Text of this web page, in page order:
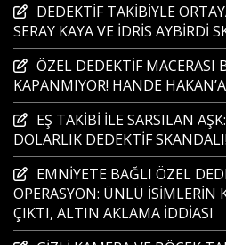
DEDEKTİF TAKİBİYLE
SERAY KAYA VE İDRİS AYBİRDİ
ÖZEL DEDEKTİF MACERASI
KAPANMIYOR! HANDE
EŞ TAKİBİ İLE SARSILAN
DOLARLIK DEDEKTİF SKANDALI!
EMNİYETE BAĞLI ÖZEL
OPERASYON: ÜNLÜ İSİMLERİN
ÇIKTI, ALTIN AKLAMA İDDİASI